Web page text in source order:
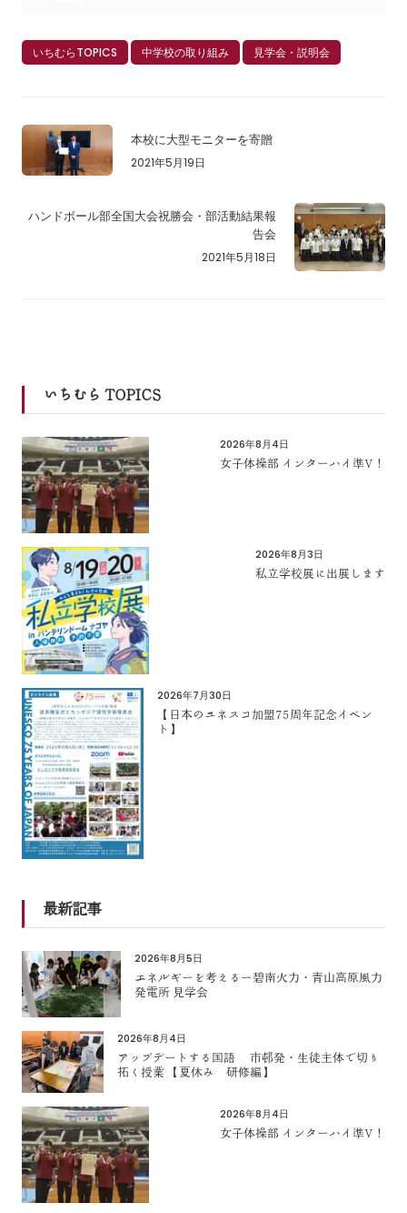
いちむらTOPICS 中学校の取り組み 見学会・説明会
本校に大型モニターを寄贈
2021年5月19日
ハンドボール部全国大会祝勝会・部活動結果報
告会
2021年5月18日
いちむら TOPICS
2026年8月4日
女子体操部 インターハイ準V！
2026年8月3日
私立学校展に出展します
2026年7月30日
【日本のユネスコ加盟75周年記念イベン
ト】
最新記事
2026年8月5日
エネルギーを考えるー碧南火力・青山高原風力
発電所 見学会
2026年8月4日
アップデートする国語 市邨発・生徒主体で切り
拓く授業 【夏休み 研修編】
2026年8月4日
女子体操部 インターハイ準V！